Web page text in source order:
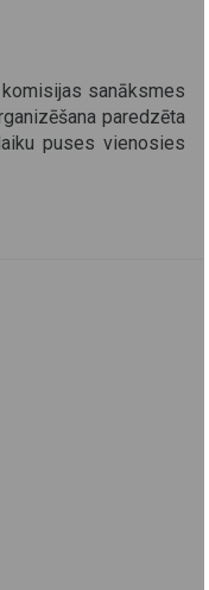
sanāksmes
paredzēta
puses vienosies